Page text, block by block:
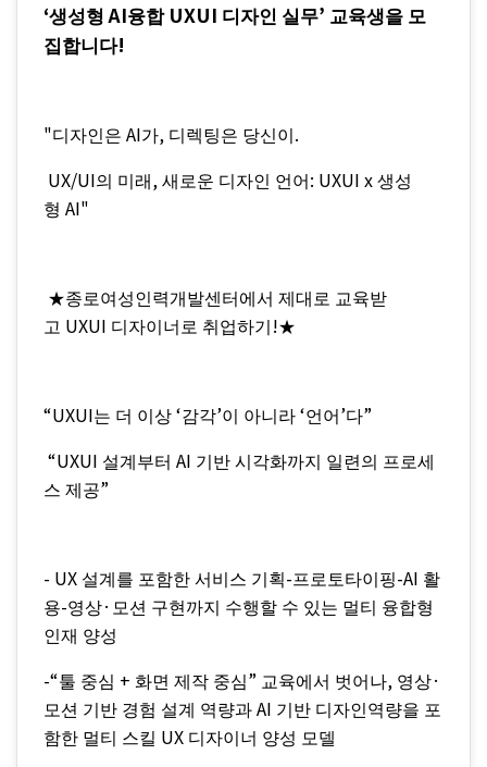
‘생성형AI융합 UXUI 디자인 실무’ 교육생을 모
집합니다!
"디자인은 AI가, 디렉팅은 당신이 .
UX/UI의 미래 , 새로운 디자인 언어 : UXUI x 생성
형 AI"
★종로여성인력개발센터에서 제대로 교육받
고 UXUI 디자이너로 취업하기 !★
“UXUI는 더 이상 ‘감각’이 아니라 ‘언어 ’다”
“UXUI 설계부터 AI 기반 시각화까지 일련의 프로세
스 제공”
- UX 설계를 포함한 서비스 기획-프로토타이핑-AI 활
용-영상· 모션 구현까지 수행할 수 있는 멀티 융합형
인재 양성
-“툴 중심 + 화면 제작 중심” 교육에서 벗어나, 영상·
모션 기반 경험 설계 역량과 AI 기반 디자인역량을 포
함한 멀티 스킬 UX 디자이너 양성 모델